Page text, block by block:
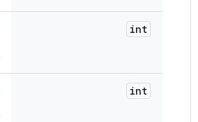
int
int